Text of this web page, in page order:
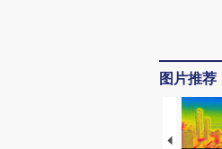
图片推荐